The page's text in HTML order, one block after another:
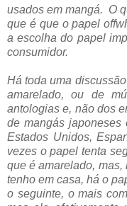
usados em mangá. O
que é que o papel
a escolha do papel
consumidor.
Há toda uma
amarelado, ou de
antologias e, não dos
de mangás japoneses
Estados Unidos,
vezes o papel tenta
que é amarelado,
tenho em casa, há o
o seguinte, o mais